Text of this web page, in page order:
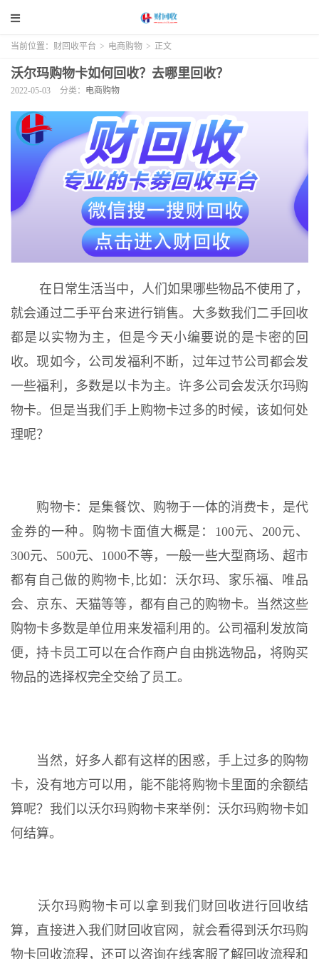
当前位置： 财回收平台 > 电商购物 > 正文
沃尔玛购物卡如何回收？去哪里回收？
2022-05-03 分类： 电商购物
在日常生活当中，人们如果哪些物品不使用了，
就会通过二手平台来进行销售。大多数我们二手回收
都是以实物为主，但是今天小编要说的是卡密的回
收。现如今，公司发福利不断，过年过节公司都会发
一些福利，多数是以卡为主。许多公司会发沃尔玛购
物卡。但是当我们手上购物卡过多的时候，该如何处
理呢？
购物卡：是集餐饮、购物于一体的消费卡，是代
金券的一种。购物卡面值大概是：100元、200元、
300元、500元、1000不等，一般一些大型商场、超市
都有自己做的购物卡,比如：沃尔玛、家乐福、唯品
会、京东、天猫等等，都有自己的购物卡。当然这些
购物卡多数是单位用来发福利用的。公司福利发放简
便，持卡员工可以在合作商户自由挑选物品，将购买
物品的选择权完全交给了员工。
当然，好多人都有这样的困惑，手上过多的购物
卡，没有地方可以用，能不能将购物卡里面的余额结
算呢？我们以沃尔玛购物卡来举例：沃尔玛购物卡如
何结算。
沃尔玛购物卡可以拿到我们财回收进行回收结
算，直接进入我们财回收官网，就会看得到沃尔玛购
物卡回收流程，还可以咨询在线客服了解回收流程和